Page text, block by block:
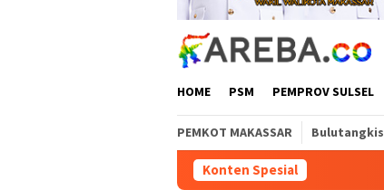
HOME PSM PEMPROV SULSEL
PEMKOT MAKASSAR Bulutangkis
Konten Spesial